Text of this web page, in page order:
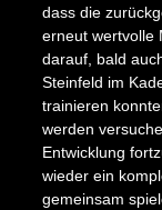
dass die
erneut wertvolle
darauf, bald
Steinfeld im
trainieren
werden
Entwicklung
wieder ein
gemeinsam